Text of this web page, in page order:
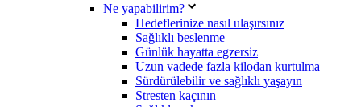
Ne yapabilirim?
Hedeflerinize nasıl ulaşırsınız
Sağlıklı beslenme
Günlük hayatta egzersiz
Uzun vadede fazla kilodan kurtulma
Sürdürülebilir ve sağlıklı yaşayın
Stresten kaçının